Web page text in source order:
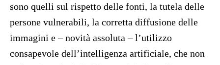
sono quelli sul rispetto delle fonti, la tutela delle
persone vulnerabili, la corretta diffusione delle
immagini e – novità assoluta – l’utilizzo
consapevole dell’intelligenza artificiale, che non